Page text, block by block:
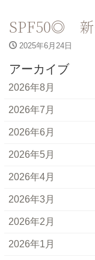
SPF50◎ 新
2025年6月24日
アーカイブ
2026年8月
2026年7月
2026年6月
2026年5月
2026年4月
2026年3月
2026年2月
2026年1月